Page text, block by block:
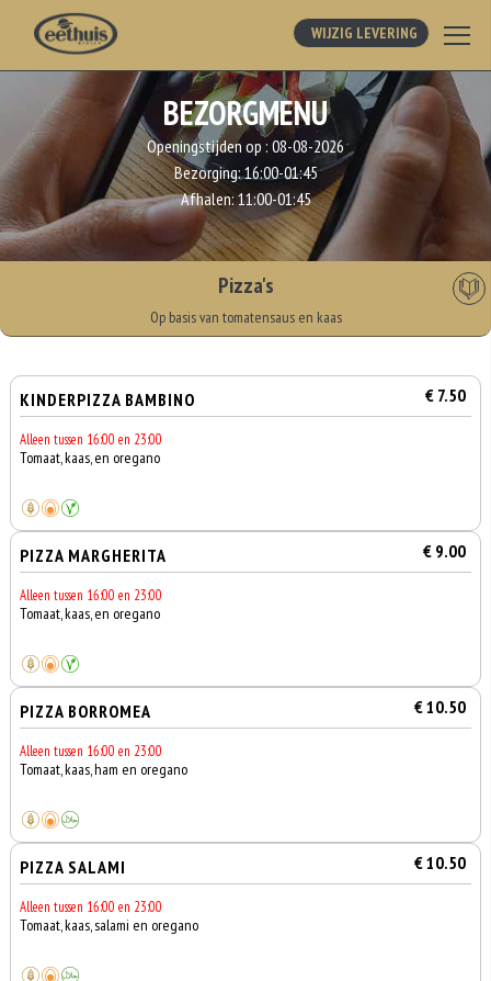
WIJZIG LEVERING
BEZORGMENU
Openingstijden op : 08-08-2026
Bezorging:16:00-01:45
Afhalen:11:00-01:45
Pizza's
Op basis van tomatensaus en kaas
KINDERPIZZA BAMBINO € 7.50
Alleen tussen 16:00 en 23:00
Tomaat, kaas, en oregano
PIZZA MARGHERITA € 9.00
Alleen tussen 16:00 en 23:00
Tomaat, kaas, en oregano
PIZZA BORROMEA € 10.50
Alleen tussen 16:00 en 23:00
Tomaat, kaas, ham en oregano
PIZZA SALAMI € 10.50
Alleen tussen 16:00 en 23:00
Tomaat, kaas, salami en oregano